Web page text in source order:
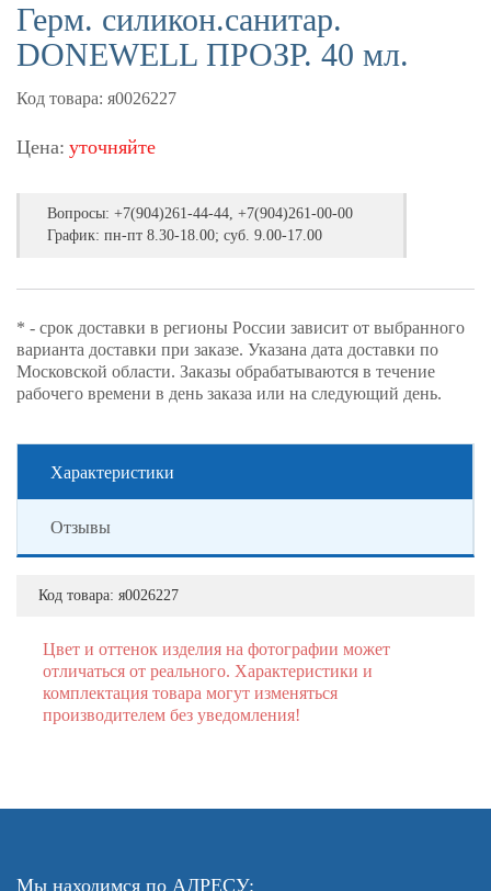
Герм. силикон.санитар.
DONEWELL ПРОЗР. 40 мл.
Код товара: я0026227
Цена: уточняйте
Вопросы: +7(904)261-44-44, +7(904)261-00-00
График: пн-пт 8.30-18.00; суб. 9.00-17.00
* - срок доставки в регионы России зависит от выбранного
варианта доставки при заказе. Указана дата доставки по
Московской области. Заказы обрабатываются в течение
рабочего времени в день заказа или на следующий день.
Характеристики
Отзывы
Код товара: я0026227
Цвет и оттенок изделия на фотографии может
отличаться от реального. Характеристики и
комплектация товара могут изменяться
производителем без уведомления!
Мы находимся по АДРЕСУ: